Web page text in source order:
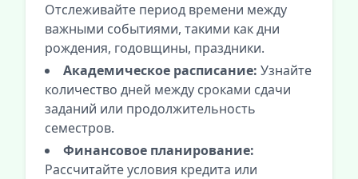
Отслеживайте период времени между
важными событиями, такими как дни
рождения, годовщины, праздники.
Академическое расписание: Узнайте
количество дней между сроками сдачи
заданий или продолжительность
семестров.
Финансовое планирование:
Рассчитайте условия кредита или